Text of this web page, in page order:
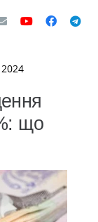
що